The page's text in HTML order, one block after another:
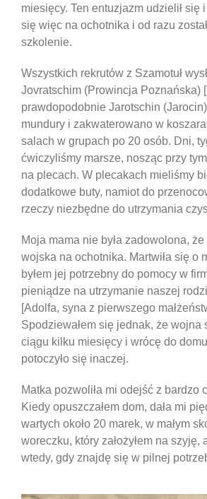
miesięcy. Ten entuzjazm udzielił się i
się więc na ochotnika i od razu
szkolenie.
Wszystkich rekrutów z Szamotuł
Jovratschim (Prowincja Poznańska)
prawdopodobnie Jarotschin
mundury i zakwaterowano w
salach w grupach po 20 osób. Dni,
ćwiczyliśmy marsze, nosząc przy
na plecach. W plecakach mieliśmy
dodatkowe buty, namiot do
rzeczy niezbędne do utrzymania
Moja mama nie była zadowolona, ​​że
wojska na ochotnika. Martwiła się o
byłem jej potrzebny do pomocy w
pieniądze na utrzymanie naszej
[Adolfa, syna z pierwszego
Spodziewałem się jednak, że wojna
ciągu kilku miesięcy i wrócę do
potoczyło się inaczej.
Matka pozwoliła mi odejść z bardzo
Kiedy opuszczałem dom, dała mi
wartych około 20 marek, w małym
woreczku, który założyłem na szyję,
wtedy, gdy znajdę się w pilnej